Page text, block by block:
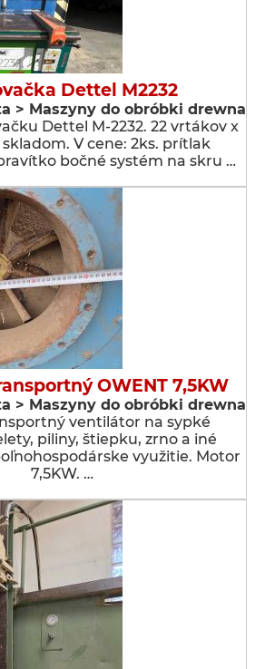
Dettel M2232
> Maszyny do obróbki drewna
Dettel M-2232. 22 vrtákov x
V cene: 2ks. prítlak
bočné systém na skru …
OWENT 7,5KW
> Maszyny do obróbki drewna
ventilátor na sypké
piliny, štiepku, zrno a iné
využitie. Motor
7,5KW. …